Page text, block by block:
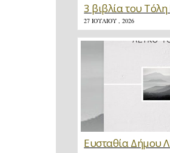
3 βιβλία του
27 ΙΟΥΛΊΟΥ , 2026